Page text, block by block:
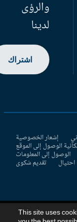
والرؤى
لدينا
اشتراك
إشعار الخصوصية
الوصول إلى الموقع
الوصول إلى المعلومات
تقديم شكوى
This site uses